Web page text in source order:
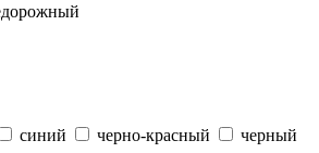
синий черно-красный
черный